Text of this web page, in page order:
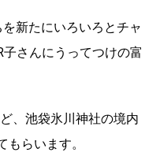
新たにいろいろとチャ
さんにうってつけの富
、池袋氷川神社の境内
らいます。